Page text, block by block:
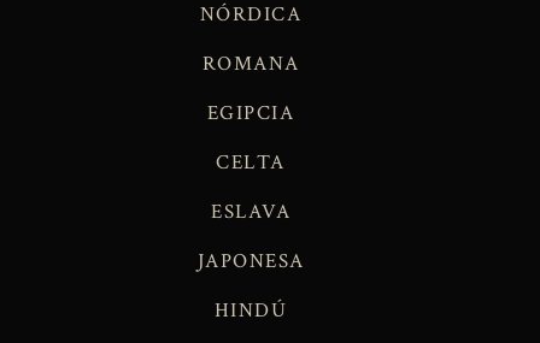
NÓRDICA
ROMANA
EGIPCIA
CELTA
ESLAVA
JAPONESA
HINDÚ